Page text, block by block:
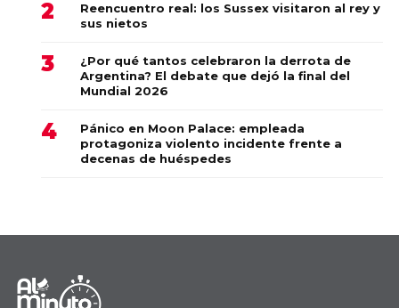
Reencuentro real: los Sussex visitaron al rey y
sus nietos
¿Por qué tantos celebraron la derrota de
Argentina? El debate que dejó la final del
Mundial 2026
Pánico en Moon Palace: empleada
protagoniza violento incidente frente a
decenas de huéspedes